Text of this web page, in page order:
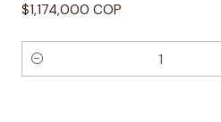
$1,174,000 COP